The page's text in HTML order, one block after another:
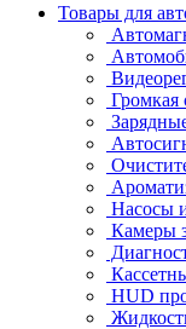
Товары для
Громкая
Насосы
Камеры
HUD